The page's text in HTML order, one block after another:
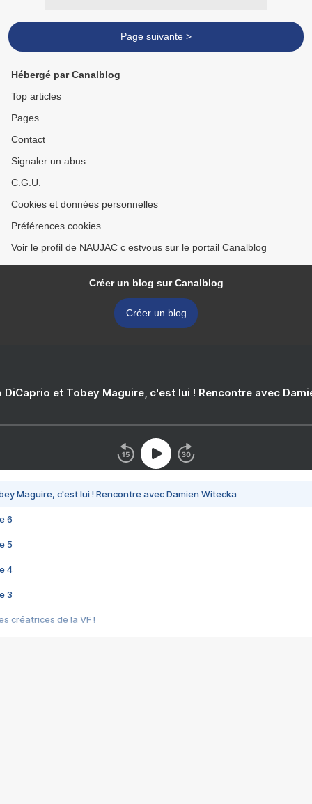
Page suivante >
Hébergé par Canalblog
Top articles
Pages
Contact
Signaler un abus
C.G.U.
Cookies et données personnelles
Préférences cookies
Voir le profil de NAUJAC c estvous sur le portail Canalblog
Créer un blog sur Canalblog
Créer un blog
DiCaprio et Tobey Maguire, c'est lui ! Rencontre avec
Maguire, c'est lui ! Rencontre avec Damien Witecka
6
5
4
3
créatrices de la VF !